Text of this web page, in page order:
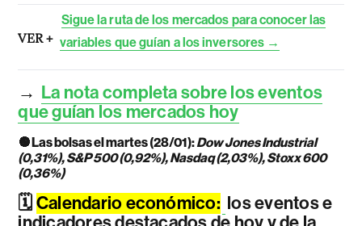
VER +
Sigue la ruta de los mercados para conocer las
variables que guían a los inversores →
→ La nota completa sobre los eventos
que guían los mercados hoy
🔘Las bolsas el martes (28/01):Dow Jones Industrial
(0,31%), S&P 500 (0,92%), Nasdaq (2,03%), Stoxx 600
(0,36%)
🗓️ Calendario económico: los eventos e